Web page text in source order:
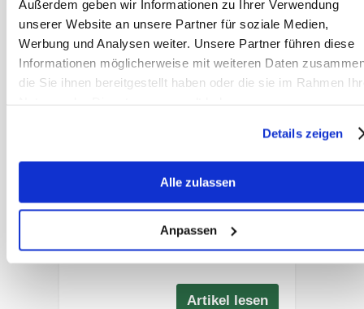
Außerdem geben wir Informationen zu Ihrer Verwendung
unserer Website an unsere Partner für soziale Medien,
Werbung und Analysen weiter. Unsere Partner führen diese
Informationen möglicherweise mit weiteren Daten
die Sie ihnen bereitgestellt haben oder die sie im Rahmen
Details zeigen
Alle zulassen
Anpassen
Kategorie
Onlineseminar
Pferde fit
füttern
Pferde fit füttern ✓
Wissen im
Jetzt informieren
Artikel lesen